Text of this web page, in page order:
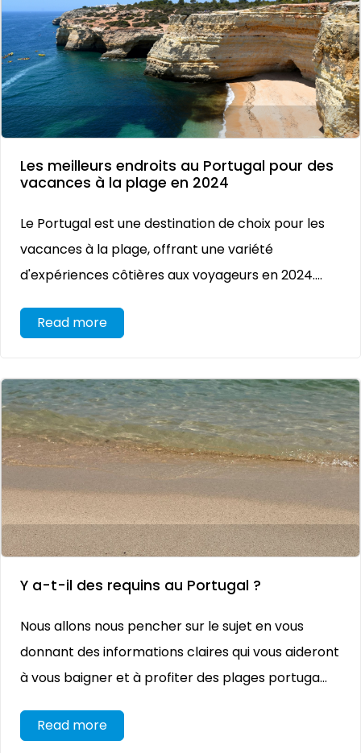
Les meilleurs endroits au Portugal pour des
vacances à la plage en 2024
Le Portugal est une destination de choix pour les
vacances à la plage, offrant une variété
d'expériences côtières aux voyageurs en 2024....
Read more
Y a-t-il des requins au Portugal ?
Nous allons nous pencher sur le sujet en vous
donnant des informations claires qui vous aideront
à vous baigner et à profiter des plages portuga...
Read more